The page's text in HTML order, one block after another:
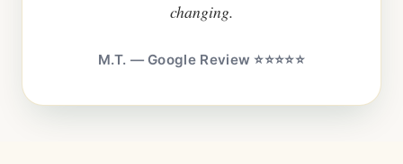
changing.
M.T. — Google Review ⭐⭐⭐⭐⭐